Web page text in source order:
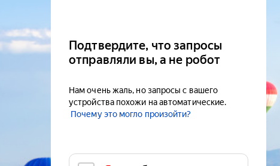
Подтвердите, что запросы
отправляли вы, а не робот
Нам очень жаль, но запросы с вашего
устройства похожи на автоматические.
Почему это могло произойти?